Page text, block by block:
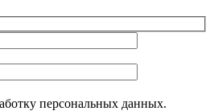
персональных данных.